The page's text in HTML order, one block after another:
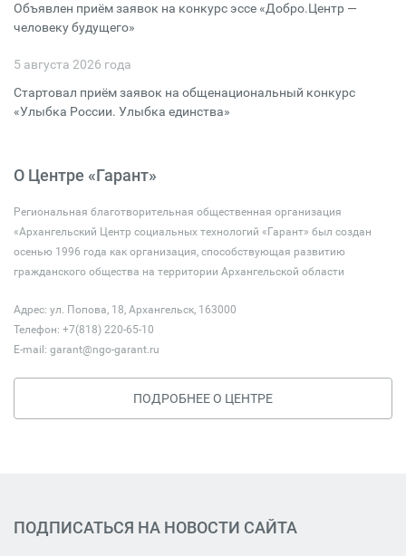
Объявлен приём заявок на конкурс эссе «Добро.Центр —
человеку будущего»
5 августа 2026 года
Стартовал приём заявок на общенациональный конкурс
«Улыбка России. Улыбка единства»
О Центре «Гарант»
Региональная благотворительная общественная организация
«Архангельский Центр социальных технологий «Гарант» был создан
осенью 1996 года как организация, способствующая развитию
гражданского общества на территории Архангельской области
Адрес: ул. Попова, 18, Архангельск, 163000
Телефон: +7(818) 220-65-10
E-mail: garant@ngo-garant.ru
ПОДРОБНЕЕ О ЦЕНТРЕ
ПОДПИСАТЬСЯ НА НОВОСТИ САЙТА